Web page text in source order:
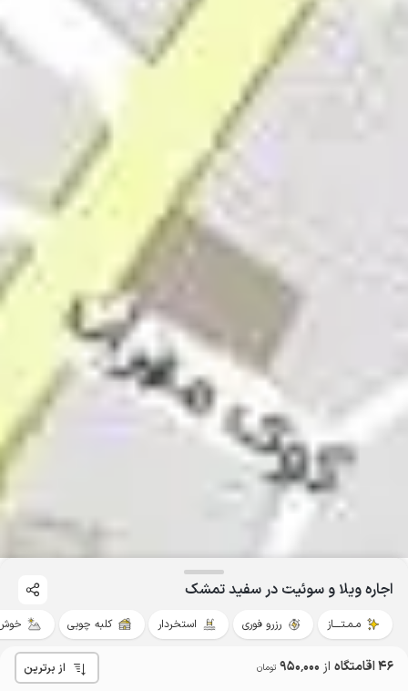
اجاره ویلا و سوئیت در سفید تمشک
مـمـتــــاز رزرو فوری استخردار کلبه چوبی
46 اقامتگاه از 950٬000 تومان از برترین